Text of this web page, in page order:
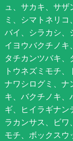
ュ、サカキ、サ
ミ、シマトネリ
バイ、シラカシ、
イヨウバクチノキ
タチカンツバキ、
トウネズミモチ
ナワシログミ、ナ
キ、バクチノキ、
ギ、ヒイラギナ
ラカンサス、ビワ
モチ、ボックスウ